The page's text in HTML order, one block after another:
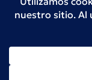
Small
lucro